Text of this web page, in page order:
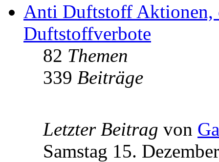
Anti Duftstoff Aktionen,
Duftstoffverbote
82 Themen
339 Beiträge
Letzter Beitrag von
Samstag 15.